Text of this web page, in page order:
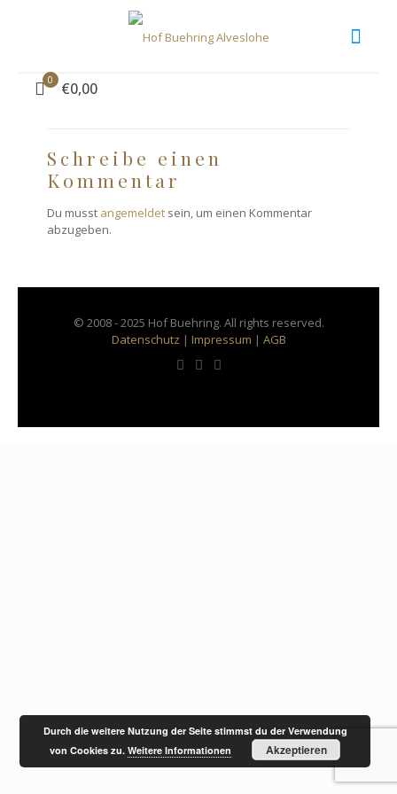
0 €0,00
dummy-person-frau
Schreibe einen
Kommentar
Du musst angemeldet sein, um einen Kommentar
abzugeben.
© 2008 - 2025 Hof Buehring. All rights reserved.
Datenschutz | Impressum | AGB
Durch die weitere Nutzung der Seite stimmst du der Verwendung
von Cookies zu.Weitere Informationen Akzeptieren